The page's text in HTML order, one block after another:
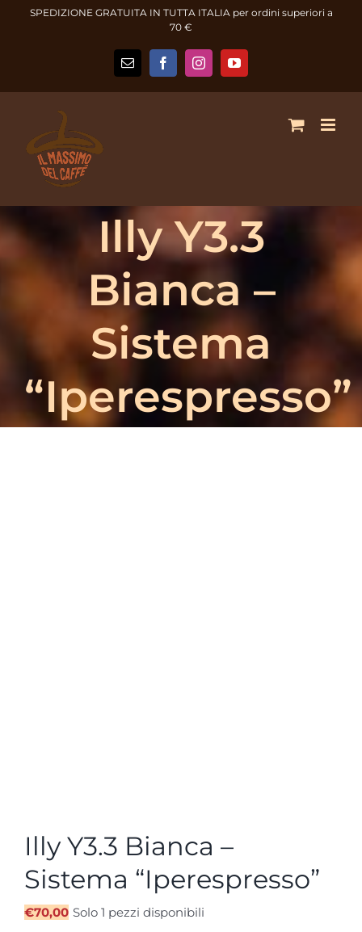
SPEDIZIONE GRATUITA IN TUTTA ITALIA per ordini superiori a
70 €
Email FacebookInstagramYouTube
Illy Y3.3
Bianca –
Sistema
“Iperespresso”
Illy Y3.3 Bianca –
Sistema “Iperespresso”
€70,00 Solo 1 pezzi disponibili